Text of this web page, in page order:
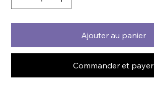
Ajouter au panier
Commander et payer